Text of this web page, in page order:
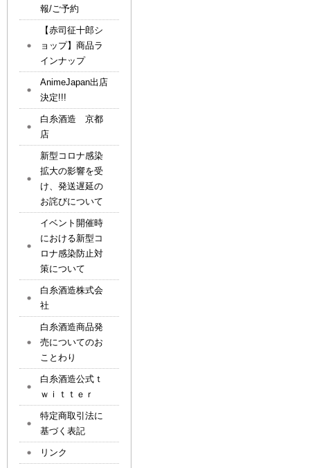
報/ご予約
【赤司征十郎シ
ョップ】商品ラ
インナップ
AnimeJapan出店
決定!!!
白糸酒造 京都
店
新型コロナ感染
拡大の影響を受
け、発送遅延の
お詫びについて
イベント開催時
における新型コ
ロナ感染防止対
策について
白糸酒造株式会
社
白糸酒造商品発
売についてのお
ことわり
白糸酒造公式ｔ
ｗｉｔｔｅｒ
特定商取引法に
基づく表記
リンク